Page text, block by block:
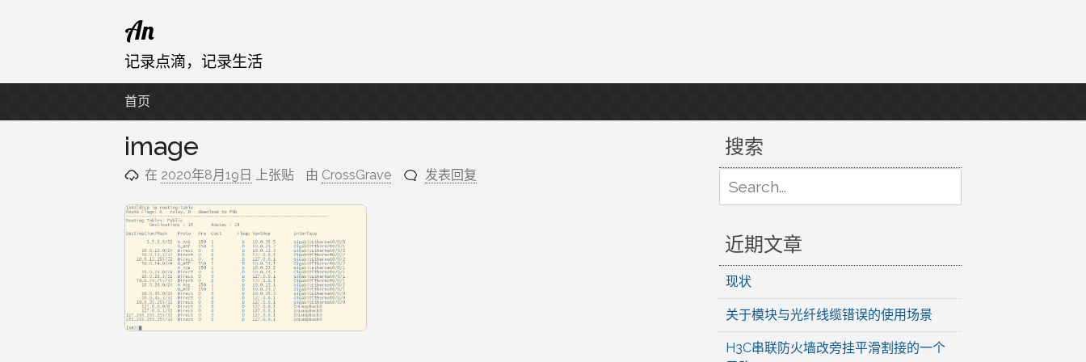
跳
至
内
An
记录点滴，记录生活
首页
image
在 2020年8月19日 上张贴 由 CrossGrave 发表回复
搜索
for:
近期文章
现状
关于模块与光纤线缆错误的使用场景
H3C串联防火墙改旁挂平滑割接的一个